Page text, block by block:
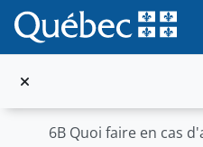
Passer au contenu principal